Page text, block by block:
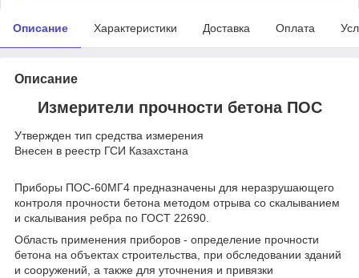
Описание Характеристики Доставка Оплата
Описание
Измерители прочности бетона ПОС
Утвержден тип средства измерения
Внесен в реестр ГСИ Казахстана
Приборы ПОС-60МГ4 предназначены для неразрушающего
контроля прочности бетона методом отрыва со скалыванием
и скалывания ребра по ГОСТ 22690.
Область применения приборов - определение прочности
бетона на объектах строительства, при обследовании зданий
и сооружений, а также для уточнения и привязки